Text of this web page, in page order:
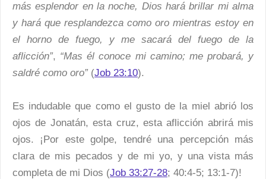
más esplendor en la noche, Dios hará brillar mi alma
y hará que resplandezca como oro mientras estoy en
el horno de fuego, y me sacará del fuego de la
aflicción”, “Mas él conoce mi camino; me probará, y
saldré como oro”(Job 23:10).
Es indudable que como el gusto de la miel abrió los
ojos de Jonatán, esta cruz, esta aflicción abrirá mis
ojos. ¡Por este golpe, tendré una percepción más
clara de mis pecados y de mi yo, y una vista más
completa de mi Dios (Job 33:27-28; 40:4-5; 13:1-7)!